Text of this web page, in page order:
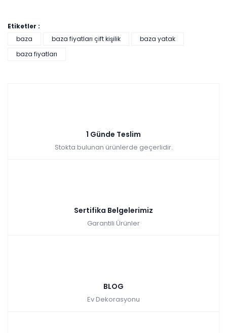
Etiketler :
baza
baza fiyatları çift kişilik
baza yatak
baza fiyatları
1 Günde Teslim
Stokta bulunan ürünlerde geçerlidir.
Sertifika Belgelerimiz
Garantili Ürünler
BLOG
Ev Dekorasyonu